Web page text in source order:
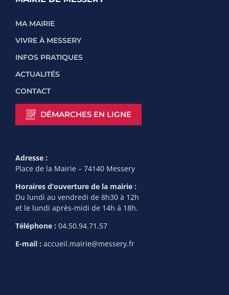
MA MAIRIE
VIVRE À MESSERY
INFOS PRATIQUES
ACTUALITÉS
CONTACT
DÉMARCHES EN LIGNE
Adresse :
Place de la Mairie – 74140 Messery
Horaires d’ouverture de la mairie :
Du lundi au vendredi de 8h30 à 12h
et le lundi après-midi de 14h à 18h.
Téléphone : 04.50.94.71.57
E-mail : accueil.mairie@messery.fr